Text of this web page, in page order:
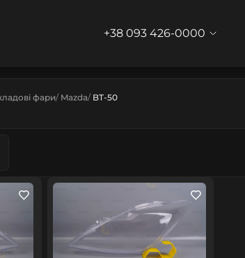
+38 093 426-0000
фари Mazda BT-50